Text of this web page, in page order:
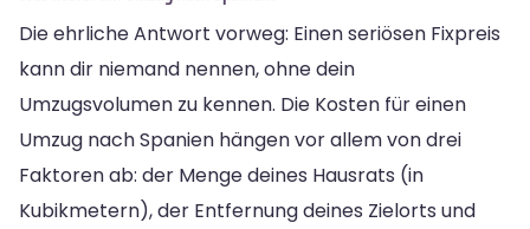
Die ehrliche Antwort vorweg: Einen seriösen Fixpreis
kann dir niemand nennen, ohne dein
Umzugsvolumen zu kennen. Die Kosten für einen
Umzug nach Spanien hängen vor allem von drei
Faktoren ab: der Menge deines Hausrats (in
Kubikmetern), der Entfernung deines Zielorts und